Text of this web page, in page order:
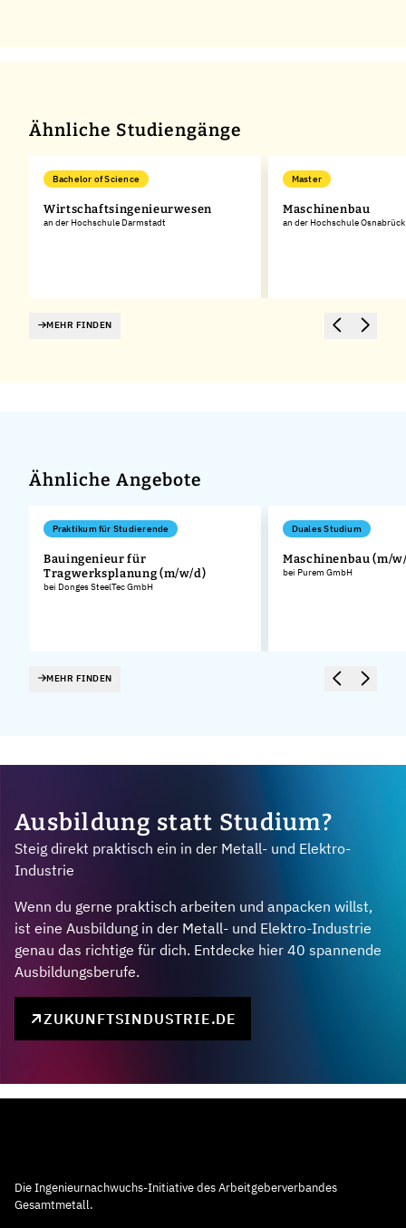
Ähnliche Studiengänge
Bachelor of Science
Wirtschaftsingenieurwesen
an der Hochschule Darmstadt
Master
Maschinenbau
an der Hochschule Osnabrück
MEHR FINDEN
Ähnliche Angebote
Praktikum für Studierende
Bauingenieur für
Tragwerksplanung (m/w/d)
bei Donges SteelTec GmbH
Duales Studium
Maschinenbau (m/
bei Purem GmbH
MEHR FINDEN
Ausbildung statt Studium?
Steig direkt praktisch ein in der Metall- und Elektro-
Industrie
Wenn du gerne praktisch arbeiten und anpacken willst,
ist eine Ausbildung in der Metall- und Elektro-Industrie
genau das richtige für dich. Entdecke hier 40 spannende
Ausbildungsberufe.
ZUKUNFTSINDUSTRIE.DE
Die Ingenieurnachwuchs-Initiative des Arbeitgeberverbandes
Gesamtmetall.